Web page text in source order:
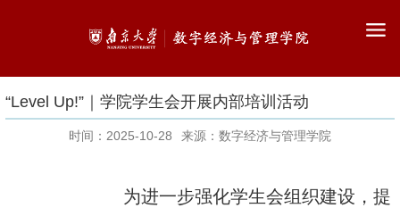
“Level Up!”｜学院学生会开展内部培训活动
时间：2025-10-28 来源：数字经济与管理学院
为进一步强化学生会组织建设 ，提